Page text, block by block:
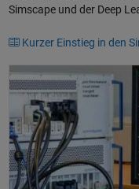
Simscape und der Deep
Kurzer Einstieg in den